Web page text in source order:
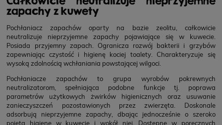
zapachy z kuwety
Pochłaniacz zapachów oparty na bazie zeolitu, całkowicie
neutralizuje nieprzyjemne zapachy pojawiające się w kuwecie.
Posiada przyjemny zapach. Ogranicza rozwój bakterii i grzybów
zapewniając czystość i higienę kociej toalety. Charakteryzuje się
wysoką zdolnością wchłaniania powstającej wilgoci.
Pochłaniacze zapachów to grupa wyrobów pokrewnych
neutralizatorom, spełniająca podobne funkcje tj. poprawa
parametrów użytkowych żwirków higienicznych oraz usuwanie
zanieczyszczeń pozostawionych przez zwierzęta. Doskonale
adsorbują nieprzyjemne zapachy, dbając jednocześnie o szeroko
pojętą higienę w kuwecie i wokół niej. Dostępne w poręcznych